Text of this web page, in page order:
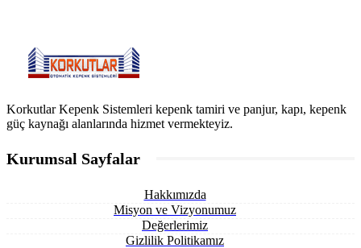
Korkutlar Kepenk Sistemleri kepenk tamiri ve panjur, kapı, kepenk
güç kaynağı alanlarında hizmet vermekteyiz.
Kurumsal Sayfalar
Hakkımızda
Misyon ve Vizyonumuz
Değerlerimiz
Gizlilik Politikamız